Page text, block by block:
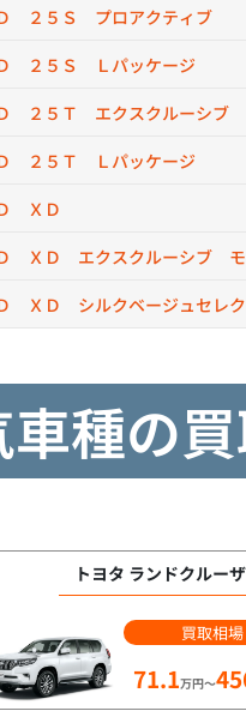
２５Ｓ プロアクティブ
２５Ｓ Ｌパッケージ
２５Ｔ エクスクルーシブ
２５Ｔ Ｌパッケージ
ＸＤ
ＸＤ エクスクルーシブ モ
ＸＤ シルクベージュセレ
種の
トヨタ ランドクルー
買取相場
71.1万円～